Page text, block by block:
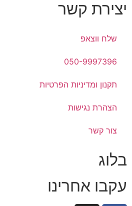
יצירת קשר
שלח ווצאפ
050-9997396
תקנון ומדיניות הפרטיות
הצהרת נגישות
צור קשר
בלוג
עקבו אחרינו